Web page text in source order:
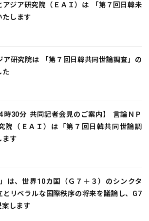
アジア研究院（ＥＡＩ）は 「第７回日韓未
たします
ア研究院は 「第７回日韓共同世論調査」の
た
時30分 共同記者会見のご案内】 言論ＮＰ
院（ＥＡＩ）は「第７回日韓共同世論調
ます
は、世界10カ国（Ｇ７＋３）のシンクタ
とリベラルな国際秩序の将来を議論し、G7
します